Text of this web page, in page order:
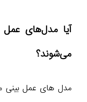
آیا مدل‌های عمل
می‌شوند؟
مدل‌ های عمل بینی